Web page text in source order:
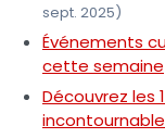
sept. 2025)
Événements
cette semaine
Découvrez les